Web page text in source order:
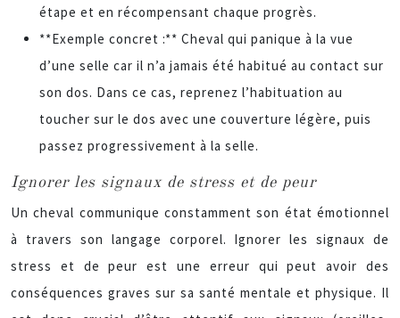
étape et en récompensant chaque progrès.
**Exemple concret :** Cheval qui panique à la vue
d’une selle car il n’a jamais été habitué au contact sur
son dos. Dans ce cas, reprenez l’habituation au
toucher sur le dos avec une couverture légère, puis
passez progressivement à la selle.
Ignorer les signaux de stress et de peur
Un cheval communique constamment son état émotionnel
à travers son langage corporel. Ignorer les signaux de
stress et de peur est une erreur qui peut avoir des
conséquences graves sur sa santé mentale et physique. Il